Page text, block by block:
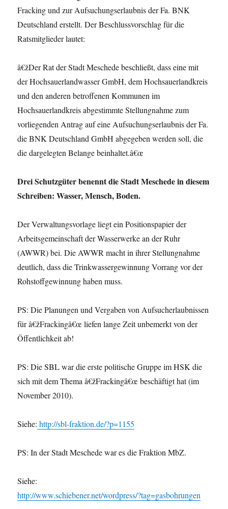
Fracking und zur Aufsuchungserlaubnis der Fa. BNK
Deutschland erstellt. Der Beschlussvorschlag für die
Ratsmitglieder lautet:
â€žDer Rat der Stadt Meschede beschließt, dass eine mit
der Hochsauerlandwasser GmbH, dem Hochsauerlandkreis
und den anderen betroffenen Kommunen im
Hochsauerlandkreis abgestimmte Stellungnahme zum
vorliegenden Antrag auf eine Aufsuchungserlaubnis der Fa.
die BNK Deutschland GmbH abgegeben werden soll, die
die dargelegten Belange beinhaltet.â€œ
Drei Schutzgüter benennt die Stadt Meschede in diesem
Schreiben: Wasser, Mensch, Boden.
Der Verwaltungsvorlage liegt ein Positionspapier der
Arbeitsgemeinschaft der Wasserwerke an der Ruhr
(AWWR) bei. Die AWWR macht in ihrer Stellungnahme
deutlich, dass die Trinkwassergewinnung Vorrang vor der
Rohstoffgewinnung haben muss.
PS: Die Planungen und Vergaben von Aufsucherlaubnissen
für â€žFrackingâ€œ liefen lange Zeit unbemerkt von der
Öffentlichkeit ab!
PS: Die SBL war die erste politische Gruppe im HSK die
sich mit dem Thema â€žFrackingâ€œ beschäftigt hat (im
November 2010).
Siehe: http://sbl-fraktion.de/?p=1155
PS: In der Stadt Meschede war es die Fraktion MbZ.
Siehe:
http://www.schiebener.net/wordpress/?tag=gasbohrungen